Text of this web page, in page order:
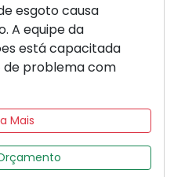
esgoto causa
A equipe da
está capacitada
de problema com
Mais